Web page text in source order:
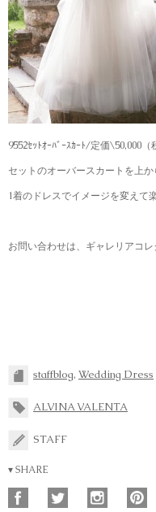
9552ｾｯﾄｵｰﾊﾞｰｽｶｰﾄ/定価\50,000（
セットのオーバースカートを上
1着のドレスでイメージを変えて
お問い合わせは、ギャレリアコレ
staffblog, Wedding Dress
ALVINA VALENTA
STAFF
▾ SHARE